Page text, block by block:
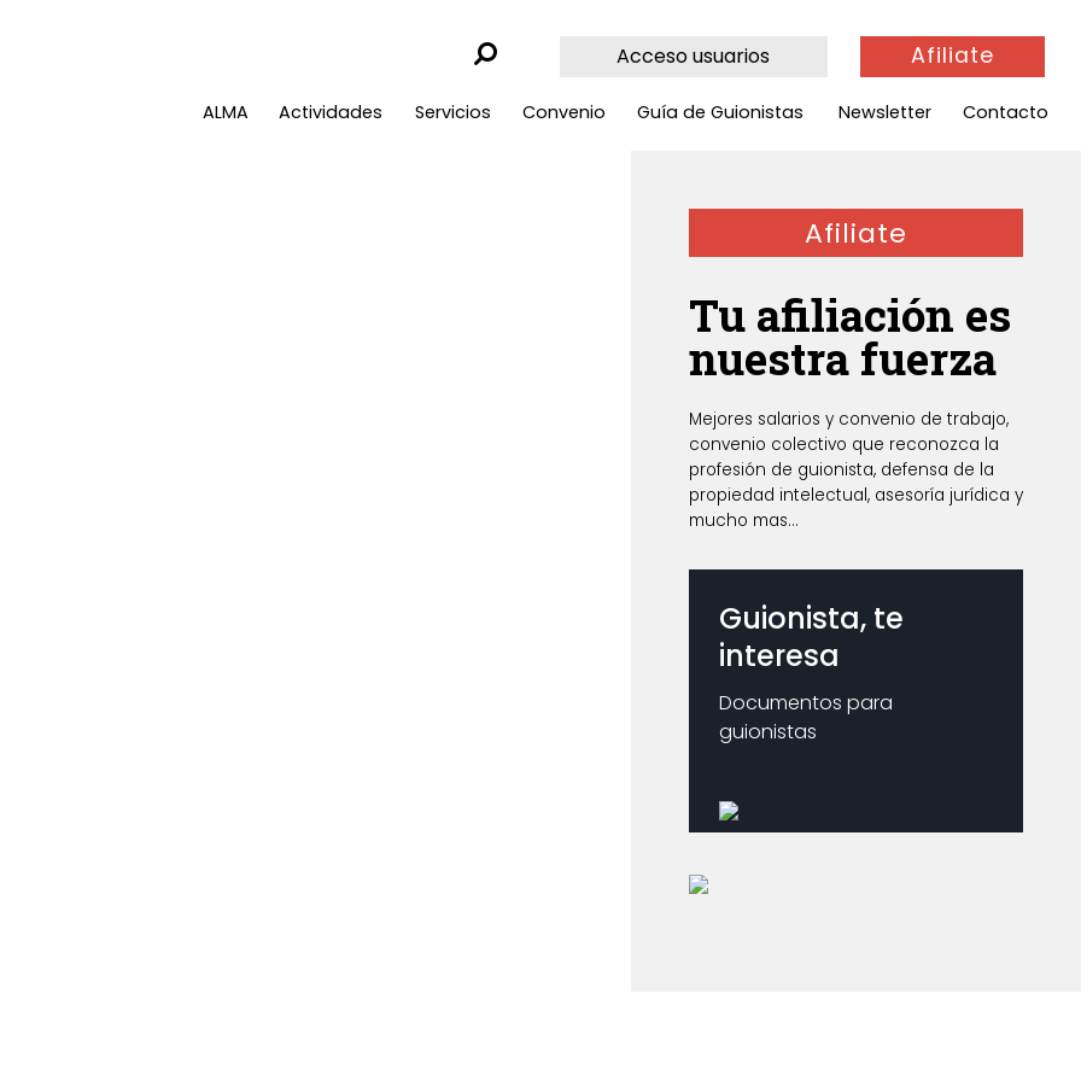
Acceso usuarios Afiliate
ALMA Actividades Servicios Convenio Guía de Guionistas Newsletter Contacto
Afiliate
Tu afiliación es
nuestra fuerza
Mejores salarios y convenio de trabajo,
convenio colectivo que reconozca la
profesión de guionista, defensa de la
propiedad intelectual, asesoría jurídica y
mucho mas...
Guionista, te
interesa
Documentos para
guionistas